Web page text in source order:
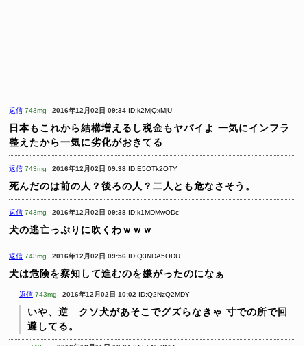
返信 743mg 2016年12月02日 09:34 ID:k2MjQxMjU
日本もこれから結構増えるし税金もヤバイよ 一気にインフラ
整えたから一気に劣化がおきてる
返信 743mg 2016年12月02日 09:38 ID:E5OTk2OTY
死んだのは前の人？後ろの人？二人とも危なさそう。
返信 743mg 2016年12月02日 09:38 ID:k1MDMwODc
犬の逃亡っぷりに吹くわｗｗｗ
返信 743mg 2016年12月02日 09:56 ID:Q3NDA5ODU
犬は危険を察知して進むのを嫌がったのになぁ
返信 743mg 2016年12月02日 10:02 ID:Q2NzQ2MDY
いや、逆 クソ犬があそこでグズらなきゃ 寸での所で回
避してる。